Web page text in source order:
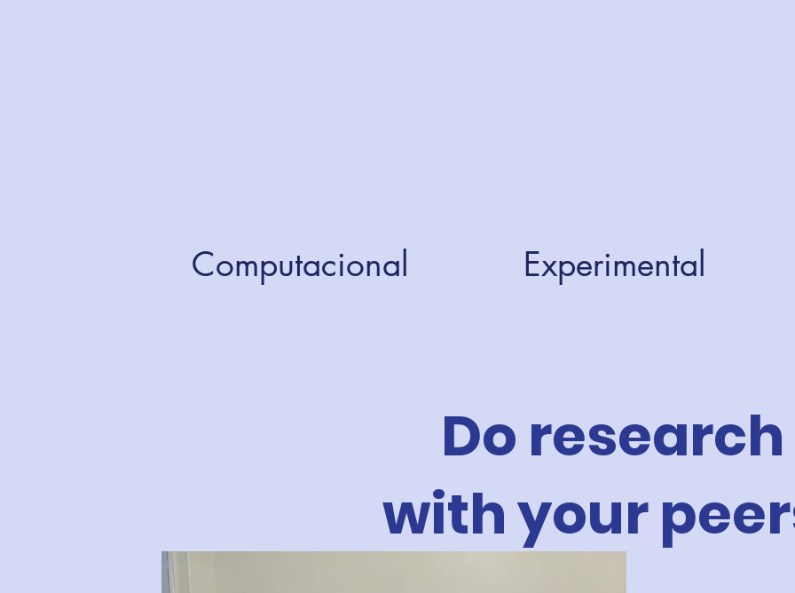
Computacional Experimental
Do research
with your